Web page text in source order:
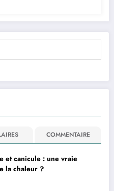
COMMENTAIRE
et canicule : une vraie
la chaleur ?